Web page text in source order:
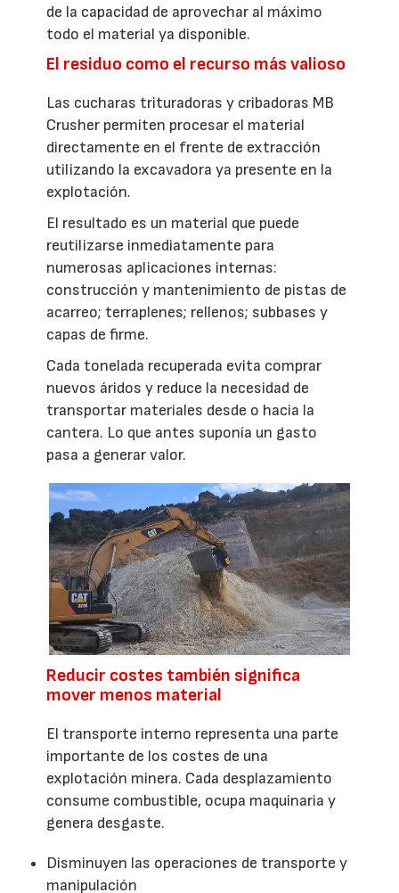
de la capacidad de aprovechar al máximo
todo el material ya disponible.
El residuo como el recurso más valioso
Las cucharas trituradoras y cribadoras MB
Crusher permiten procesar el material
directamente en el frente de extracción
utilizando la excavadora ya presente en la
explotación.
El resultado es un material que puede
reutilizarse inmediatamente para
numerosas aplicaciones internas:
construcción y mantenimiento de pistas de
acarreo; terraplenes; rellenos; subbases y
capas de firme.
Cada tonelada recuperada evita comprar
nuevos áridos y reduce la necesidad de
transportar materiales desde o hacia la
cantera. Lo que antes suponía un gasto
pasa a generar valor.
Reducir costes también significa
mover menos material
El transporte interno representa una parte
importante de los costes de una
explotación minera. Cada desplazamiento
consume combustible, ocupa maquinaria y
genera desgaste.
Disminuyen las operaciones de transporte y
manipulación